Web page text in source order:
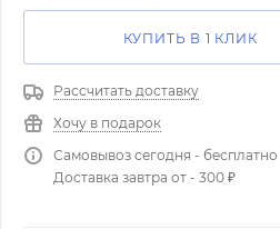
КУПИТЬ В 1 КЛИК
Рассчитать доставку
Хочу в подарок
Самовывоз сегодня - бесплатно
Доставка завтра от - 300 ₽